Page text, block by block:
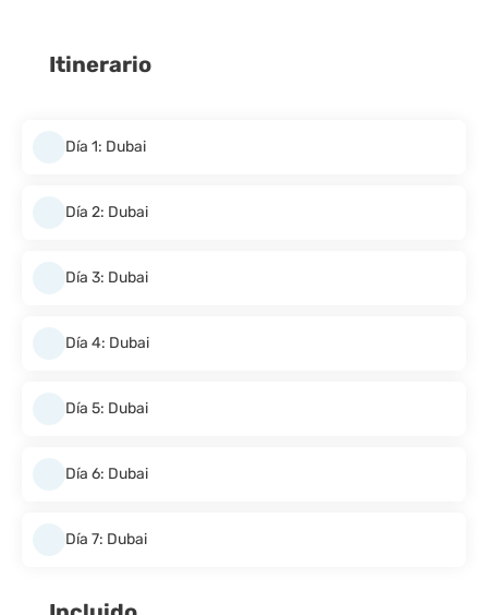
Itinerario
Día 1: Dubai
Día 2: Dubai
Día 3: Dubai
Día 4: Dubai
Día 5: Dubai
Día 6: Dubai
Día 7: Dubai